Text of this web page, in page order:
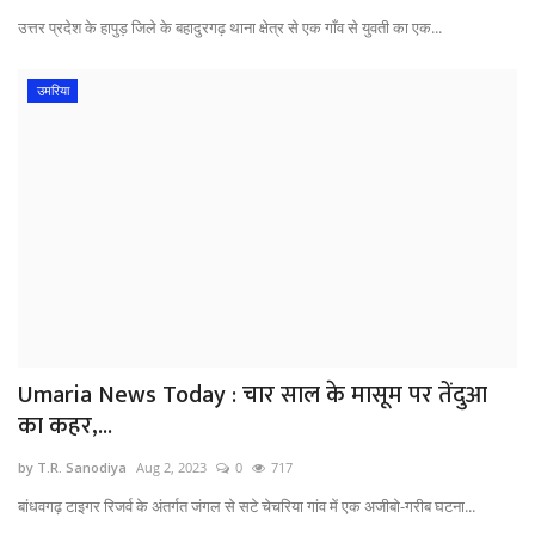
उत्तर प्रदेश के हापुड़ जिले के बहादुरगढ़ थाना क्षेत्र से एक गाँव से युवती का एक...
उमरिया
Umaria News Today : चार साल के मासूम पर तेंदुआ
का कहर,...
by T.R. Sanodiya Aug 2, 2023 0 717
बांधवगढ़ टाइगर रिजर्व के अंतर्गत जंगल से सटे चेचरिया गांव में एक अजीबो-गरीब घटना...